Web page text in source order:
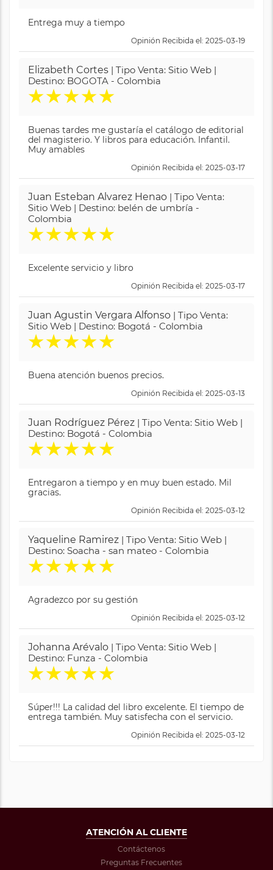
Entrega muy a tiempo
Opinión Recibida el: 2025-03-19
Elizabeth Cortes | Tipo Venta: Sitio Web |
Destino: BOGOTA - Colombia
★★★★★
Buenas tardes me gustaría el catálogo de editorial
del magisterio. Y libros para educación. Infantil.
Muy amables
Opinión Recibida el: 2025-03-17
Juan Esteban Alvarez Henao | Tipo Venta:
Sitio Web | Destino: belén de umbría -
Colombia
★★★★★
Excelente servicio y libro
Opinión Recibida el: 2025-03-17
Juan Agustin Vergara Alfonso | Tipo Venta:
Sitio Web | Destino: Bogotá - Colombia
★★★★★
Buena atención buenos precios.
Opinión Recibida el: 2025-03-13
Juan Rodríguez Pérez | Tipo Venta: Sitio Web |
Destino: Bogotá - Colombia
★★★★★
Entregaron a tiempo y en muy buen estado. Mil
gracias.
Opinión Recibida el: 2025-03-12
Yaqueline Ramirez | Tipo Venta: Sitio Web |
Destino: Soacha - san mateo - Colombia
★★★★★
Agradezco por su gestión
Opinión Recibida el: 2025-03-12
Johanna Arévalo | Tipo Venta: Sitio Web |
Destino: Funza - Colombia
★★★★★
Súper!!! La calidad del libro excelente. El tiempo de
entrega también. Muy satisfecha con el servicio.
Opinión Recibida el: 2025-03-12
ATENCIÓN AL CLIENTE
Contáctenos
Preguntas Frecuentes